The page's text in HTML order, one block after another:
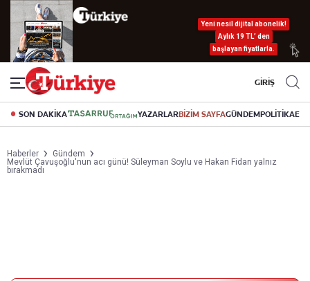
Yeni nesil dijital abonelik!
Aylık 19 TL’ den
başlayan fiyatlarla.
GİRİŞ
SON DAKİKA YAZARLARBİZİM SAYFAGÜNDEMPOLİTİKA
Haberler
Gündem
Mevlüt Çavuşoğlu'nun acı günü! Süleyman Soylu ve Hakan Fidan yalnız
bırakmadı